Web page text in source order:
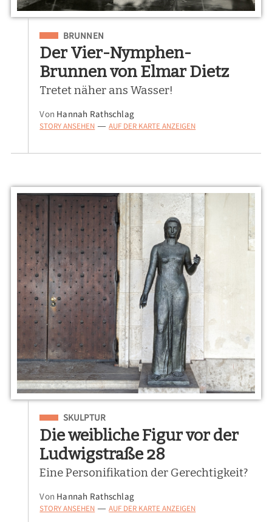
Eingeordnet unter
BRUNNEN
Der Vier-Nymphen-
Brunnen von Elmar Dietz
Tretet näher ans Wasser!
Von Hannah Rathschlag
STORY ANSEHEN — AUF DER KARTE ANZEIGEN
Eingeordnet unter
SKULPTUR
Die weibliche Figur vor der
Ludwigstraße 28
Eine Personifikation der Gerechtigkeit?
Von Hannah Rathschlag
STORY ANSEHEN — AUF DER KARTE ANZEIGEN